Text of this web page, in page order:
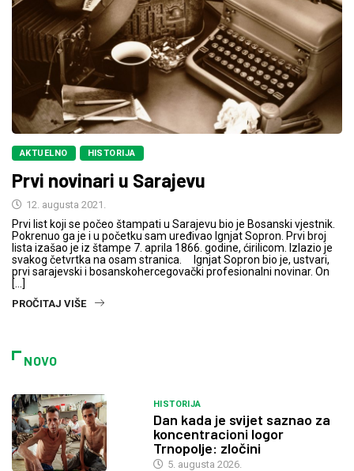
AKTUELNO HISTORIJA
Prvi novinari u Sarajevu
12. augusta 2021.
Prvi list koji se počeo štampati u Sarajevu bio je Bosanski vjestnik.
Pokrenuo ga je i u početku sam uređivao Ignjat Sopron. Prvi broj
lista izašao je iz štampe 7. aprila 1866. godine, ćirilicom. Izlazio je
svakog četvrtka na osam stranica. Ignjat Sopron bio je, ustvari,
prvi sarajevski i bosanskohercegovački profesionalni novinar. On
[…]
PROČITAJ VIŠE
NOVO
HISTORIJA
Dan kada je svijet saznao za
koncentracioni logor
Trnopolje: zločini
5. augusta 2026.